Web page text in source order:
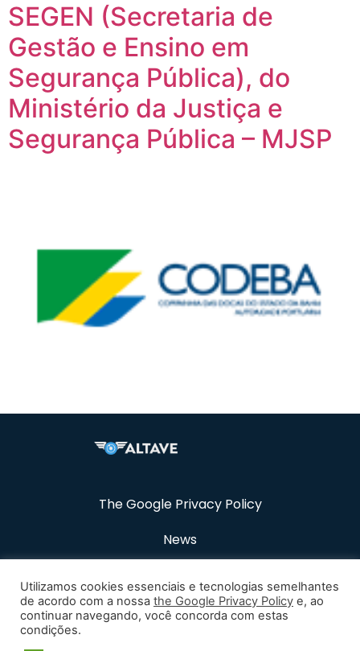
SEGEN (Secretaria de
Gestão e Ensino em
Segurança Pública), do
Ministério da Justiça e
Segurança Pública – MJSP
The Google Privacy Policy
News
Career
Utilizamos cookies essenciais e tecnologias semelhantes
de acordo com a nossa the Google Privacy Policy e, ao
continuar navegando, você concorda com estas
condições.